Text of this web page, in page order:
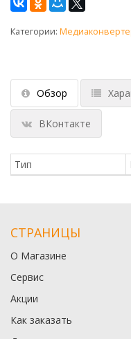
Категории:
Обзор
ВКонтакте
Тип
СТРАНИЦЫ
О Магазине
Сервис
Акции
Как заказать